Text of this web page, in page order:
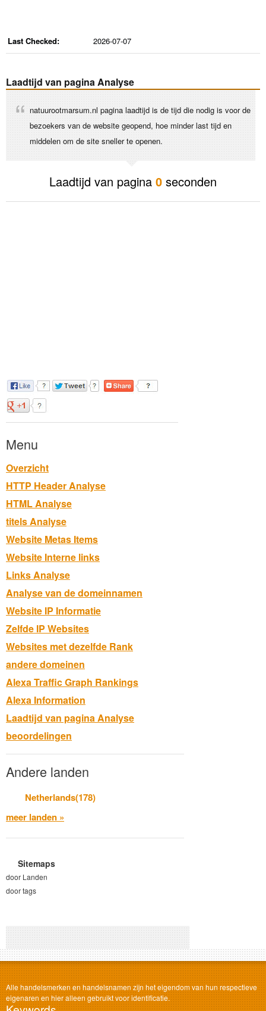
Last Checked: 2026-07-07
Laadtijd van pagina Analyse
natuurootmarsum.nl pagina laadtijd is de tijd die nodig is voor de
bezoekers van de website geopend, hoe minder last tijd en
middelen om de site sneller te openen.
Laadtijd van pagina 0 seconden
Menu
Overzicht
HTTP Header Analyse
HTML Analyse
titels Analyse
Website Metas Items
Website Interne links
Links Analyse
Analyse van de domeinnamen
Website IP Informatie
Zelfde IP Websites
Websites met dezelfde Rank
andere domeinen
Alexa Traffic Graph Rankings
Alexa Information
Laadtijd van pagina Analyse
beoordelingen
Andere landen
Netherlands(178)
meer landen »
Sitemaps
door Landen
door tags
Alle handelsmerken en handelsnamen zijn het eigendom van hun respectieve
eigenaren en hier alleen gebruikt voor identificatie.